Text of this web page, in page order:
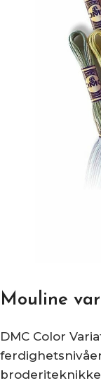
Mouline
DMC Color